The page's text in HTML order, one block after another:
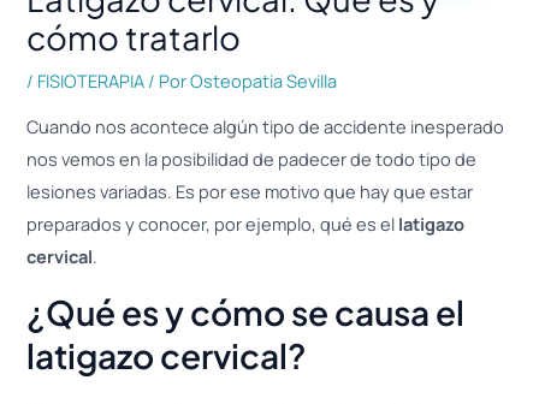
cómo tratarlo
/ FISIOTERAPIA / PorOsteopatia Sevilla
Cuando nos acontece algún tipo de accidente inesperado
nos vemos en la posibilidad de padecer de todo tipo de
lesiones variadas. Es por ese motivo que hay que estar
preparados y conocer, por ejemplo, qué es el latigazo
cervical.
¿Qué es y cómo se causa el
latigazo cervical?